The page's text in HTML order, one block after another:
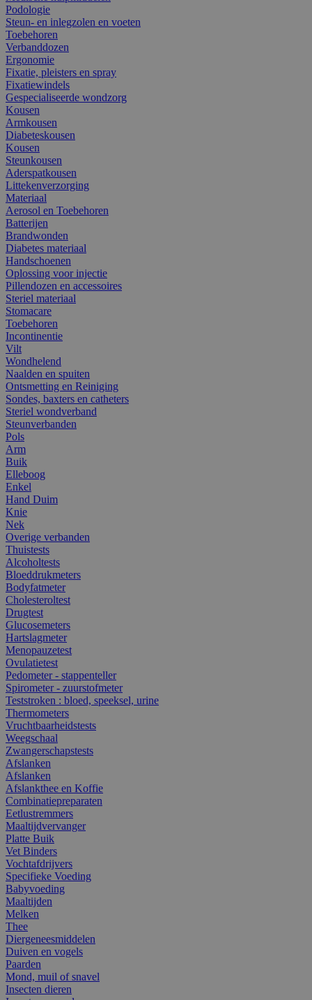
Podologie
Steun- en inlegzolen en voeten
Toebehoren
Verbanddozen
Ergonomie
Fixatie, pleisters en spray
Fixatiewindels
Gespecialiseerde wondzorg
Kousen
Armkousen
Diabeteskousen
Kousen
Steunkousen
Aderspatkousen
Littekenverzorging
Materiaal
Aerosol en Toebehoren
Batterijen
Brandwonden
Diabetes materiaal
Handschoenen
Oplossing voor injectie
Pillendozen en accessoires
Steriel materiaal
Stomacare
Toebehoren
Incontinentie
Vilt
Wondhelend
Naalden en spuiten
Ontsmetting en Reiniging
Sondes, baxters en catheters
Steriel wondverband
Steunverbanden
Pols
Arm
Buik
Elleboog
Enkel
Hand Duim
Knie
Nek
Overige verbanden
Thuistests
Alcoholtests
Bloeddrukmeters
Bodyfatmeter
Cholesteroltest
Drugtest
Glucosemeters
Hartslagmeter
Menopauzetest
Ovulatietest
Pedometer - stappenteller
Spirometer - zuurstofmeter
Teststroken : bloed, speeksel, urine
Thermometers
Vruchtbaarheidstests
Weegschaal
Zwangerschapstests
Afslanken
Afslanken
Afslankthee en Koffie
Combinatiepreparaten
Eetlustremmers
Maaltijdvervanger
Platte Buik
Vet Binders
Vochtafdrijvers
Specifieke Voeding
Babyvoeding
Maaltijden
Melken
Thee
Diergeneesmiddelen
Duiven en vogels
Paarden
Mond, muil of snavel
Insecten dieren